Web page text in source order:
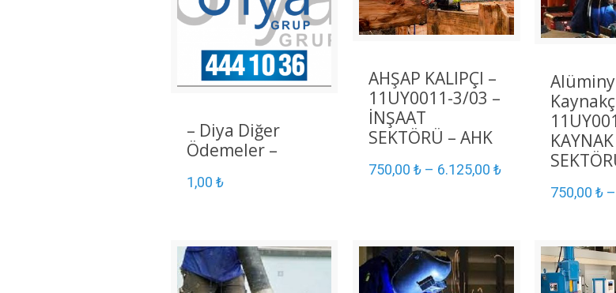
– Diya Diğer
Ödemeler –
1,00 ₺
AHŞAP KALIPÇI –
11UY0011-3/03 –
İNŞAAT
SEKTÖRÜ – AHK
750,00 ₺– 6.125,00 ₺
750,00₺ –